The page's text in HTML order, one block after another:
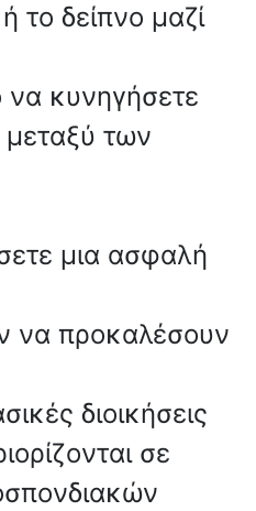
το δείπνο μαζί
να κυνηγήσετε
μεταξύ των
μια ασφαλή
να προκαλέσουν
διοικήσεις
σε